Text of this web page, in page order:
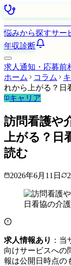
悩みから探すサー
年収診断
求人通知・応募前
ホーム
コラム
れから上がる？日
キャリア
訪問看護や
上がる？日
読む
2026年6月11日
求人情報あり ：
向けサービスへの
報は公開日時点の